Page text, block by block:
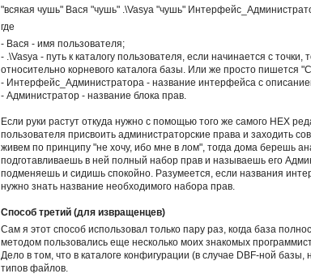
"всякая чушь" Вася "чушь" .\Vasya "чушь"
где
- Вася - имя пользователя;
- .\Vasya - путь к каталогу пользователя, если начинается с точки,
относительно корневого каталога базы. Или же просто пишется
- Интерфейс_Администратора - название интерфейса с
- Администратор - название блока прав.
Если руки растут откуда нужно с помощью того же самого HEX
пользователя присвоить администраторские права и заходить
живем по принципу "не хочу, ибо мне в лом", тогда дома берешь
подготавливаешь в ней полный набор прав и называешь его
подменяешь и сидишь спокойно. Разумеется, если названия
нужно знать название необходимого набора прав.
Способ третий (для извращенцев)
Сам я этот способ использовал только пару раз, когда база
методом пользовались еще несколько моих знакомых
Дело в том, что в каталоге конфигурации (в случае DBF-ной базы,
типов файлов.